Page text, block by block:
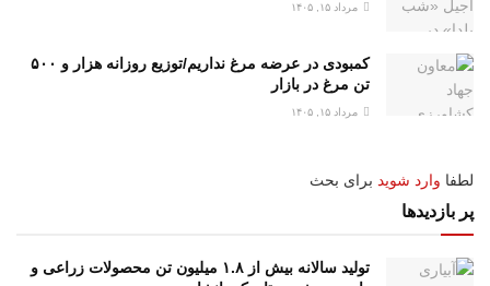
مرداد ۱۵, ۱۴۰۵
کمبودی در عرضه مرغ نداریم/توزیع روزانه هزار و ۵۰۰
تن مرغ در بازار
مرداد ۱۵, ۱۴۰۵
لطفا وارد شوید برای بحث
پر بازدیدها
تولید سالانه بیش از ۱.۸ میلیون تن محصولات زراعی و